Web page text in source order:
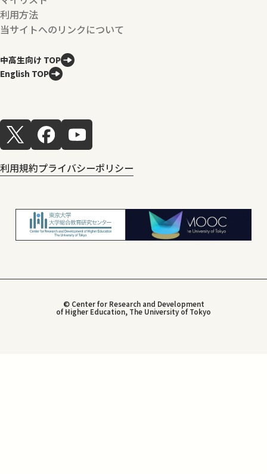
利用方法
当サイトへのリンクについて
中高生向け TOP
English TOP
利用規約プライバシーポリシー
© Center for Research and Development
of Higher Education, The University of Tokyo